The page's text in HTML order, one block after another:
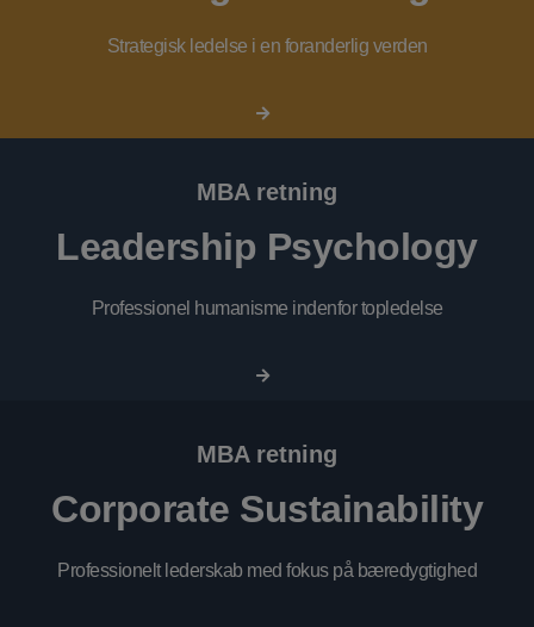
Strategisk ledelse i en foranderlig verden
MBA retning
Leadership Psychology
Professionel humanisme indenfor topledelse
MBA retning
Corporate Sustainability
Professionelt lederskab med fokus på bæredygtighed